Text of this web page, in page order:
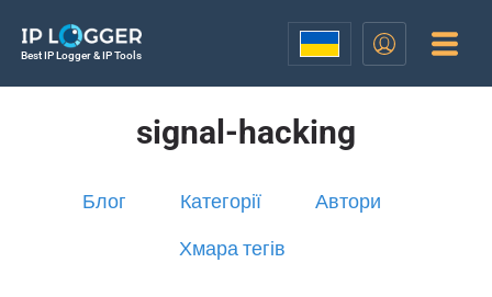
Best IP Logger & IP Tools
signal-hacking
Блог Категорії Автори
Хмара тегів